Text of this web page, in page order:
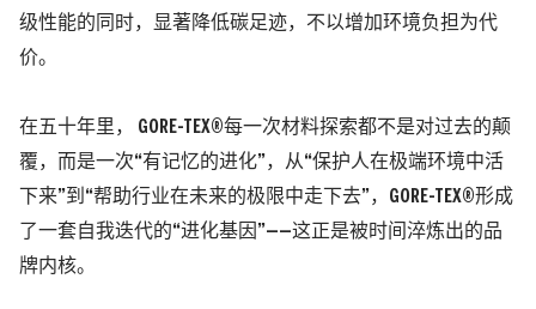
级性能的同时，显著降低碳足迹，不以增加环境负担为代
价。
在五十年里， GORE-TEX®每一次材料探索都不是对过去的颠
覆，而是一次“有记忆的进化”，从“保护人在极端环境中活
下来”到“帮助行业在未来的极限中走下去”，GORE-TEX®形成
了一套自我迭代的“进化基因”——这正是被时间淬炼出的品
牌内核。